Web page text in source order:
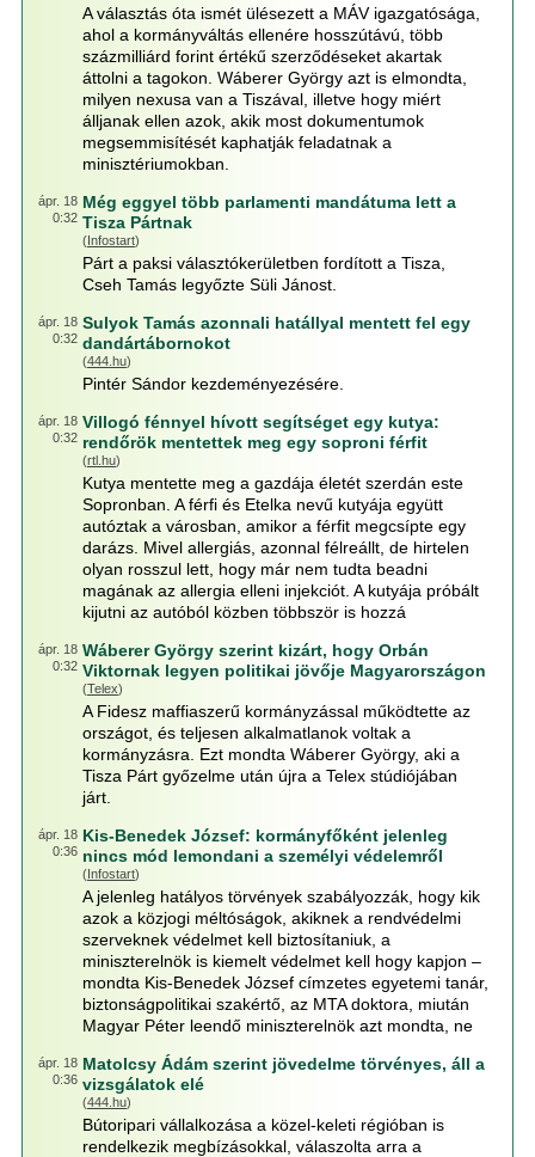
A választás óta ismét ülésezett a MÁV igazgatósága,
ahol a kormányváltás ellenére hosszútávú, több
százmilliárd forint értékű szerződéseket akartak
áttolni a tagokon. Wáberer György azt is elmondta,
milyen nexusa van a Tiszával, illetve hogy miért
álljanak ellen azok, akik most dokumentumok
megsemmisítését kaphatják feladatnak a
minisztériumokban.
ápr. 18
0:32
Még eggyel több parlamenti mandátuma lett a
Tisza Pártnak
(Infostart)
Párt a paksi választókerületben fordított a Tisza,
Cseh Tamás legyőzte Süli Jánost.
ápr. 18
0:32
Sulyok Tamás azonnali hatállyal mentett fel egy
dandártábornokot
(444.hu)
Pintér Sándor kezdeményezésére.
ápr. 18
0:32
Villogó fénnyel hívott segítséget egy kutya:
rendőrök mentettek meg egy soproni férfit
(rtl.hu)
Kutya mentette meg a gazdája életét szerdán este
Sopronban. A férfi és Etelka nevű kutyája együtt
autóztak a városban, amikor a férfit megcsípte egy
darázs. Mivel allergiás, azonnal félreállt, de hirtelen
olyan rosszul lett, hogy már nem tudta beadni
magának az allergia elleni injekciót. A kutyája próbált
kijutni az autóból közben többször is hozzá
ápr. 18
0:32
Wáberer György szerint kizárt, hogy Orbán
Viktornak legyen politikai jövője Magyarországon
(Telex)
A Fidesz maffiaszerű kormányzással működtette az
országot, és teljesen alkalmatlanok voltak a
kormányzásra. Ezt mondta Wáberer György, aki a
Tisza Párt győzelme után újra a Telex stúdiójában
járt.
ápr. 18
0:36
Kis-Benedek József: kormányfőként jelenleg
nincs mód lemondani a személyi védelemről
(Infostart)
A jelenleg hatályos törvények szabályozzák, hogy kik
azok a közjogi méltóságok, akiknek a rendvédelmi
szerveknek védelmet kell biztosítaniuk, a
miniszterelnök is kiemelt védelmet kell hogy kapjon –
mondta Kis-Benedek József címzetes egyetemi tanár,
biztonságpolitikai szakértő, az MTA doktora, miután
Magyar Péter leendő miniszterelnök azt mondta, ne
ápr. 18
0:36
Matolcsy Ádám szerint jövedelme törvényes, áll a
vizsgálatok elé
(444.hu)
Bútoripari vállalkozása a közel-keleti régióban is
rendelkezik megbízásokkal, válaszolta arra a